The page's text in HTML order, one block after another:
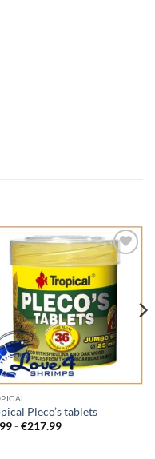
Add to
Pleco’s tablets
- €217.99Prijsklasse: